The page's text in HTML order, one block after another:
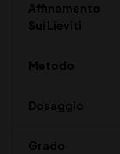
Affinamento
Sui Lieviti
Metodo
Dosaggio
Grado